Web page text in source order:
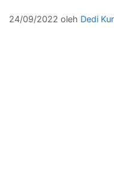
24/09/2022 oleh Dedi